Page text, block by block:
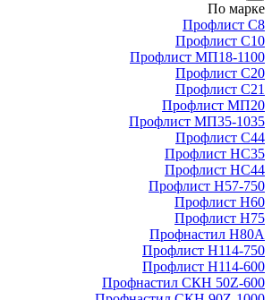
По марке
Профлист С8
Профлист С10
Профлист МП18-1100
Профлист С20
Профлист С21
Профлист МП20
Профлист МП35-1035
Профлист С44
Профлист НС35
Профлист НС44
Профлист Н57-750
Профлист Н60
Профлист Н75
Профнастил Н80А
Профлист Н114-750
Профлист Н114-600
Профнастил СКН 50Z-600